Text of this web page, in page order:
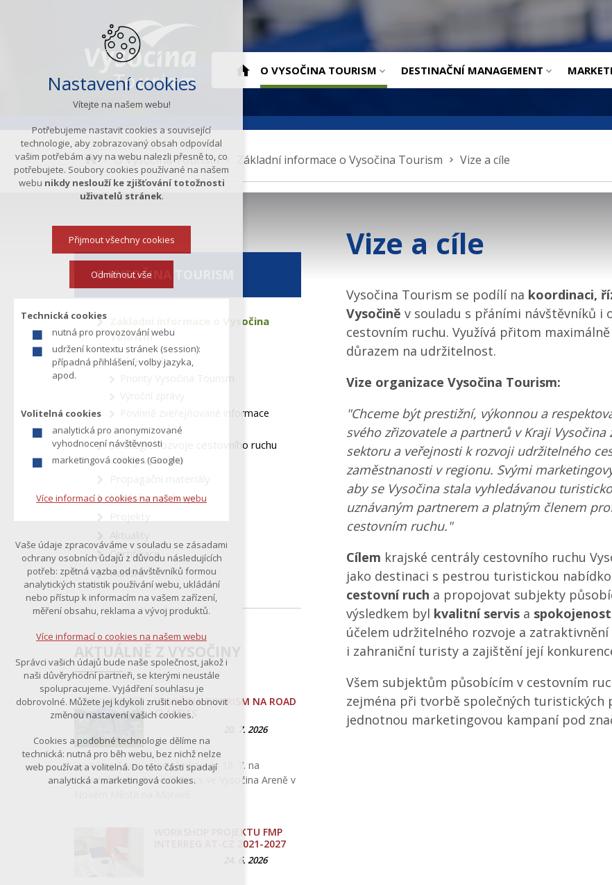
HlavníO VYSOČINA TOURISM DESTINAČNÍ MANAGEMENT
K
d
e
e
n
a
h
á
í
t
O Vysočina Tourism Základní informace o Vysočina Tourism Vize a cíle
Vize a cíle
Vysočina Tourism se podílí na koordinaci,
Vysočině v souladu s přáními návštěvníků
cestovním ruchu. Využívá přitom
důrazem na udržitelnost.
Vize organizace Vysočina Tourism:
"Chceme být prestižní, výkonnou a
svého zřizovatele a partnerů v Kraji
sektoru a veřejnosti k rozvoji udržitelného
zaměstnanosti v regionu. Svými
aby se Vysočina stala vyhledávanou
uznávaným partnerem a platným členem
cestovním ruchu."
Cílem krajské centrály cestovního ruchu
jako destinaci s pestrou turistickou
cestovní ruch a propojovat subjekty
výsledkem byl kvalitní servisa
účelem udržitelného rozvoje a
i zahraniční turisty a zajištění její
Všem subjektům působícím v cestovním
zejména při tvorbě společných
jednotnou marketingovou kampaní pod
O VYSOČINA TOURISM
Základní informace o Vysočina
Tourism
Vize a cíle
Povinně zveřejňované informace
Strategie rozvoje cestovního ruchu
v Kraji Vysočina
Návštěvnost kraje
Certifikace
Kariéra
VYSOČINA TOURISM NA ROAD
CLASSICS
20. 7. 2026
Vysočina Tourism se představila 18. 7. na
cyklistické akci Road Classics ve Vysočina Areně v
WORKSHOP PROJEKTU FMP
INTERREG AT-CZ 2021-2027
24. 6. 2026
ÚVOD
Nastavení cookies
Vítejte na našem webu!
Potřebujeme nastavit cookies a související
technologie, aby zobrazovaný obsah odpovídal
vašim potřebám a vy na webu nalezli přesně to, co
potřebujete. Soubory cookies používané na našem
webu nikdy neslouží ke zjišťování totožnosti
uživatelů stránek.
Technická cookies
nutná pro provozování webu
udržení kontextu stránek (session):
případná přihlášení, volby jazyka,
apod.
Volitelná cookies
analytická pro anonymizované
vyhodnocení návštěvnosti
marketingová cookies (Google)
Více informací o cookies na našem webu
Přijmout všechny cookies
Odmítnout vše
Vaše údaje zpracováváme v souladu se zásadami
ochrany osobních údajů z důvodu následujících
potřeb: zpětná vazba od návštěvníků formou
analytických statistik používání webu, ukládání
nebo přístup k informacím na vašem zařízení,
měření obsahu, reklama a vývoj produktů.
Více informací o cookies na našem webu
Správci vašich údajů bude naše společnost, jakož i
naši důvěryhodní partneři, se kterými neustále
spolupracujeme. Vyjádření souhlasu je
dobrovolné. Můžete jej kdykoli zrušit nebo obnovit
změnou nastavení vašich cookies.
Cookies a podobné technologie dělíme na
technická: nutná pro běh webu, bez nichž nelze
web používat a volitelná. Do této části spadají
analytická a marketingová cookies.